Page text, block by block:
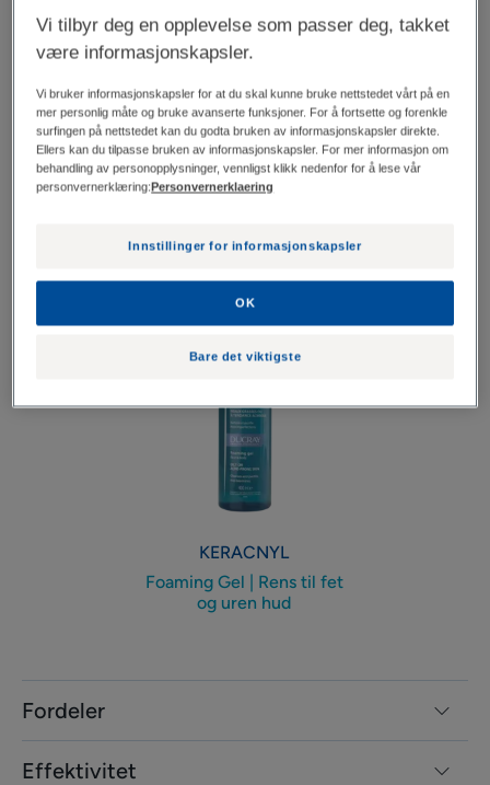
1. Rens
Gel
Rens
til
fet
og
uren
KERACNYL
Foaming Gel | Rens til fet
og uren hud
Fordeler
Effektivitet
Vi tilbyr deg en opplevelse som passer deg, takket
være informasjonskapsler.
Vi bruker informasjonskapsler for at du skal kunne bruke nettstedet vårt på en
mer personlig måte og bruke avanserte funksjoner. For å fortsette og forenkle
surfingen på nettstedet kan du godta bruken av informasjonskapsler direkte.
Ellers kan du tilpasse bruken av informasjonskapsler. For mer informasjon om
behandling av personopplysninger, vennligst klikk nedenfor for å lese vår
personvernerklæring:Personvernerklaering
Innstillinger for informasjonskapsler
Bare det viktigste
OK